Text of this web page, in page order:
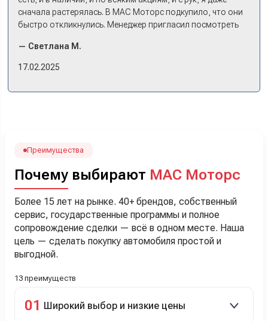
сначала растерялась. В МАС Моторс подкупило, что они
быстро откликнулись. Менеджер пригласил посмотреть
примериться. Нам тут недалеко, пришли в салон - и в тот
же день купили машину! Неожиданно, но довольны! Все
менеджеру Сергею, профессионал своего дела!
— Светлана М.
17.02.2025
Преимущества
Почему выбирают МАС Моторс
Более 15 лет на рынке. 40+ брендов, собственный
сервис, государственные программы и полное
сопровождение сделки — всё в одном месте. Наша
цель — сделать покупку автомобиля простой и
выгодной.
13 преимуществ
01 Широкий выбор и низкие цены